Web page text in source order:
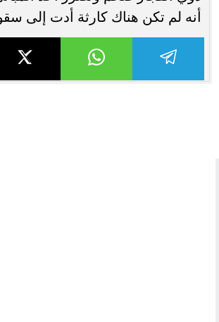
أنه لم تكن هناك كارثة أدت إلى